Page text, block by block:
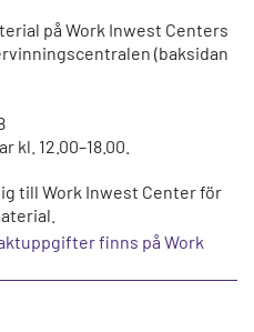
på Work Inwest Centers
(baksidan
kl. 12.00–18.00.
till Work Inwest Center för
finns på Work